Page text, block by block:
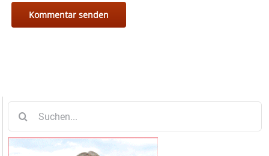
nach: